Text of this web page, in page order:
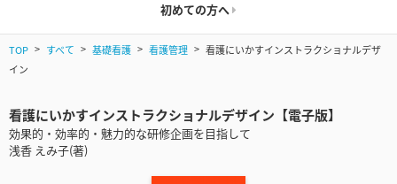
初めての方へ
TOP すべて 基礎看護 看護管理
看護にいかすインストラクショナルデザ
イン
看護にいかすインストラクショナルデザイン【電子版】
効果的・効率的・魅力的な研修企画を目指して
浅香 えみ子(著)